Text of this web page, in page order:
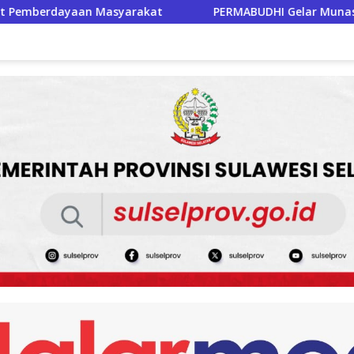
PERMABUDHI Gelar Munas III di Jakarta, Perkuat